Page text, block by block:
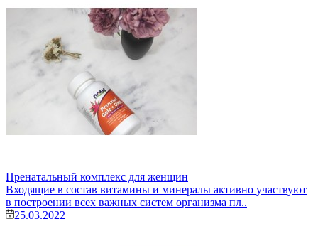
Пренатальный комплекс для женщин
Входящие в состав витамины и минералы активно участвуют
в построении всех важных систем организма пл..
25.03.2022